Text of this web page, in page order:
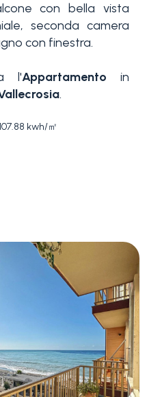
con bella vista
seconda camera
con finestra.
l'Appartamento in
.
kwh/㎡